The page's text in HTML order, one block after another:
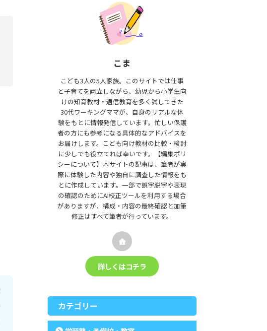
こま
こども3人の5人家族。このサイトでは仕事
と子育てを両立しながら、幼児から小学生向
けの知育教材・通信教育を多く試してきた
30代ワーキングママが、自身のリアルな体
験をもとに情報発信しています。忙しい保護
者の方にも参考になる具体的なアドバイスを
お届けします。こども向け教材の比較・検討
に少しでも役立てれば幸いです。【編集ポリ
シーについて】本サイトの記事は、筆者が実
際に体験した内容や独自に調査した情報をも
とに作成しています。一部で誤字脱字や表現
の確認のためにAI校正ツールを利用する場合
がありますが、構成・内容の最終確認と加筆
修正はすべて筆者が行っています。
詳しくはコチラ
カテゴリー